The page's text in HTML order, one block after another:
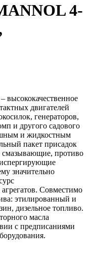
4-
высококачественное
двигателей
генераторов,
и другого садового
и жидкостным
пакет присадок
смазывающие, противо
значительно
агрегатов. Совместимо
этилированный и
дизельное топливо.
масла
с предписаниями